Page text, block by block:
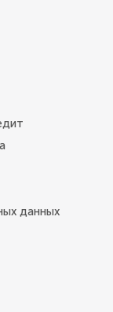
данных